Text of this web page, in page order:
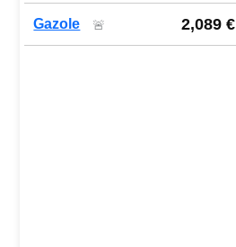
Gazole 🚨 2,089 €